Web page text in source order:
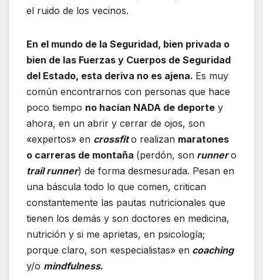
el ruido de los vecinos.
En el mundo de la Seguridad, bien privada o
bien de las Fuerzas y Cuerpos de Seguridad
del Estado, esta deriva no es ajena. Es muy
común encontrarnos con personas que hace
poco tiempo no hacían NADA de deporte y
ahora, en un abrir y cerrar de ojos, son
«expertos» en crossfito realizan maratones
o carreras de montaña (perdón, son runner o
trail runner) de forma desmesurada. Pesan en
una báscula todo lo que comen, critican
constantemente las pautas nutricionales que
tienen los demás y son doctores en medicina,
nutrición y si me aprietas, en psicología;
porque claro, son «especialistas» en coaching
y/o mindfulness.